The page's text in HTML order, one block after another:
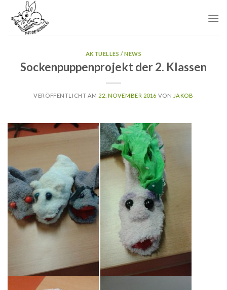
content
AKTUELLES / NEWS
Sockenpuppenprojekt der 2. Klassen
VERÖFFENTLICHT AM 22. NOVEMBER 2016 VON JAKOB